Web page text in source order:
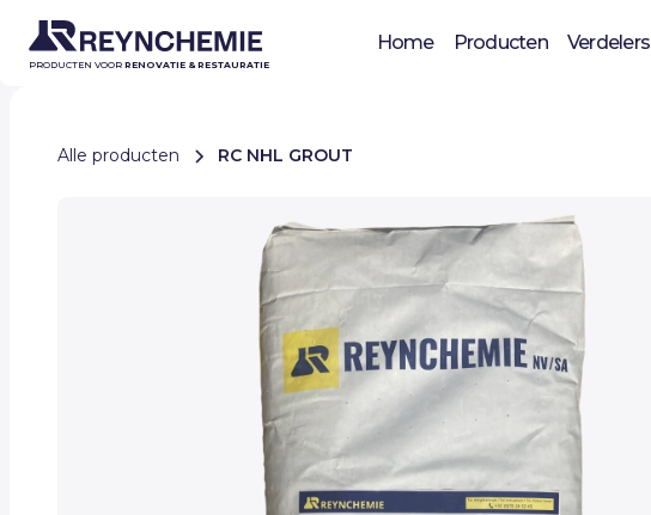
PRODUCTEN VOOR RENOVATIE & RESTAURATIE
Home Producten Verdelers
Alle producten RC NHL GROUT